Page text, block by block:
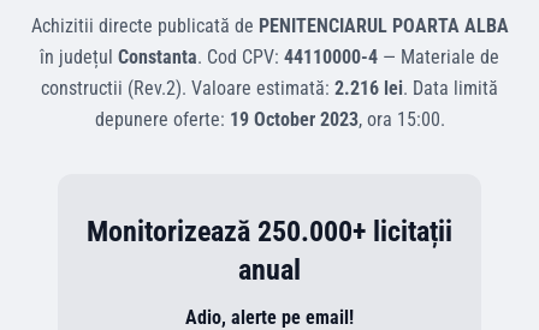
Achizitii directe publicată de PENITENCIARUL POARTA ALBA
în județul Constanta. Cod CPV: 44110000-4 — Materiale de
constructii (Rev.2). Valoare estimată: 2.216 lei. Data limită
depunere oferte: 19 October 2023, ora 15:00.
Monitorizează 250.000+ licitații
anual
Adio, alerte pe email!